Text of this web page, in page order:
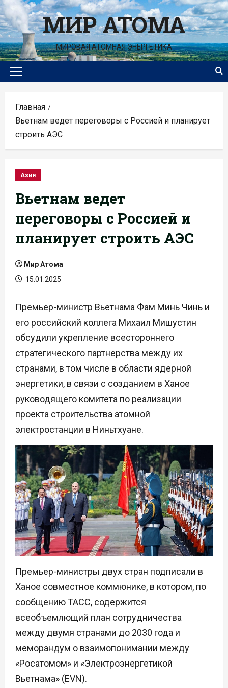
Перейти
к
содержимомуМИР АТОМА
МИРОВАЯ АТОМНАЯ ЭНЕРГЕТИКА
Основное
Главная
Вьетнам ведет переговоры с Россией и планирует
строить АЭС
Азия
Вьетнам ведет
переговоры с Россией и
планирует строить АЭС
Мир Атома
15.01.2025
Премьер-министр Вьетнама Фам Минь Чинь и
его российский коллега Михаил Мишустин
обсудили укрепление всестороннего
стратегического партнерства между их
странами, в том числе в области ядерной
энергетики, в связи с созданием в Ханое
руководящего комитета по реализации
проекта строительства атомной
электростанции в Ниньтхуане.
Премьер-министры двух стран подписали в
Ханое совместное коммюнике, в котором, по
сообщению ТАСС, содержится
всеобъемлющий план сотрудничества
между двумя странами до 2030 года и
меморандум о взаимопонимании между
«Росатомом» и «Электроэнергетикой
Вьетнама» (EVN).